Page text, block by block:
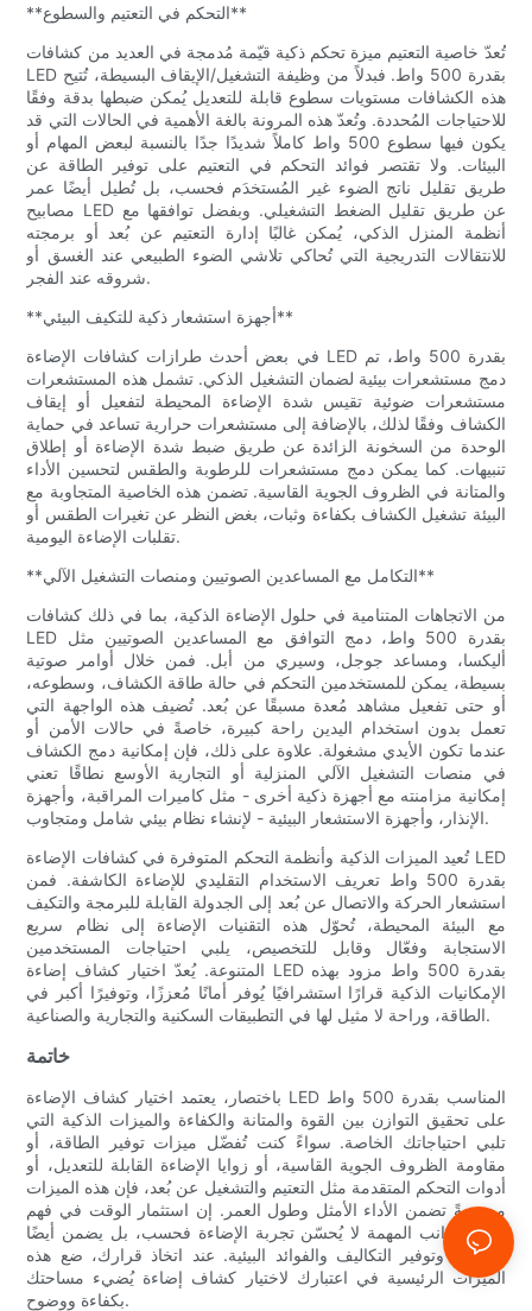
**التحكم في التعتيم والسطوع**
تُعدّ خاصية التعتيم ميزة تحكم ذكية قيّمة مُدمجة في العديد من كشافات
LED بقدرة 500 واط. فبدلاً من وظيفة التشغيل/الإيقاف البسيطة، تُتيح
هذه الكشافات مستويات سطوع قابلة للتعديل يُمكن ضبطها بدقة وفقًا
للاحتياجات المُحددة. وتُعدّ هذه المرونة بالغة الأهمية في الحالات التي قد
يكون فيها سطوع 500 واط كاملاً شديدًا جدًا بالنسبة لبعض المهام أو
البيئات. ولا تقتصر فوائد التحكم في التعتيم على توفير الطاقة عن
طريق تقليل ناتج الضوء غير المُستخدَم فحسب، بل تُطيل أيضًا عمر
مصابيح LED عن طريق تقليل الضغط التشغيلي. وبفضل توافقها مع
أنظمة المنزل الذكي، يُمكن غالبًا إدارة التعتيم عن بُعد أو برمجته
للانتقالات التدريجية التي تُحاكي تلاشي الضوء الطبيعي عند الغسق أو
شروقه عند الفجر.
**أجهزة استشعار ذكية للتكيف البيئي**
في بعض أحدث طرازات كشافات الإضاءة LED بقدرة 500 واط، تم
دمج مستشعرات بيئية لضمان التشغيل الذكي. تشمل هذه المستشعرات
مستشعرات ضوئية تقيس شدة الإضاءة المحيطة لتفعيل أو إيقاف
الكشاف وفقًا لذلك، بالإضافة إلى مستشعرات حرارية تساعد في حماية
الوحدة من السخونة الزائدة عن طريق ضبط شدة الإضاءة أو إطلاق
تنبيهات. كما يمكن دمج مستشعرات للرطوبة والطقس لتحسين الأداء
والمتانة في الظروف الجوية القاسية. تضمن هذه الخاصية المتجاوبة مع
البيئة تشغيل الكشاف بكفاءة وثبات، بغض النظر عن تغيرات الطقس أو
تقلبات الإضاءة اليومية.
**التكامل مع المساعدين الصوتيين ومنصات التشغيل الآلي**
من الاتجاهات المتنامية في حلول الإضاءة الذكية، بما في ذلك كشافات
LED بقدرة 500 واط، دمج التوافق مع المساعدين الصوتيين مثل
أليكسا، ومساعد جوجل، وسيري من أبل. فمن خلال أوامر صوتية
بسيطة، يمكن للمستخدمين التحكم في حالة طاقة الكشاف، وسطوعه،
أو حتى تفعيل مشاهد مُعدة مسبقًا عن بُعد. تُضيف هذه الواجهة التي
تعمل بدون استخدام اليدين راحة كبيرة، خاصةً في حالات الأمن أو
عندما تكون الأيدي مشغولة. علاوة على ذلك، فإن إمكانية دمج الكشاف
في منصات التشغيل الآلي المنزلية أو التجارية الأوسع نطاقًا تعني
إمكانية مزامنته مع أجهزة ذكية أخرى - مثل كاميرات المراقبة، وأجهزة
الإنذار، وأجهزة الاستشعار البيئية - لإنشاء نظام بيئي شامل ومتجاوب.
تُعيد الميزات الذكية وأنظمة التحكم المتوفرة في كشافات الإضاءة LED
بقدرة 500 واط تعريف الاستخدام التقليدي للإضاءة الكاشفة. فمن
استشعار الحركة والاتصال عن بُعد إلى الجدولة القابلة للبرمجة والتكيف
مع البيئة المحيطة، تُحوّل هذه التقنيات الإضاءة إلى نظام سريع
الاستجابة وفعّال وقابل للتخصيص، يلبي احتياجات المستخدمين
المتنوعة. يُعدّ اختيار كشاف إضاءة LED بقدرة 500 واط مزود بهذه
الإمكانيات الذكية قرارًا استشرافيًا يُوفر أمانًا مُعززًا، وتوفيرًا أكبر في
الطاقة، وراحة لا مثيل لها في التطبيقات السكنية والتجارية والصناعية.
خاتمة
باختصار، يعتمد اختيار كشاف الإضاءة LED المناسب بقدرة 500 واط
على تحقيق التوازن بين القوة والمتانة والكفاءة والميزات الذكية التي
تلبي احتياجاتك الخاصة. سواءً كنت تُفضّل ميزات توفير الطاقة، أو
مقاومة الظروف الجوية القاسية، أو زوايا الإضاءة القابلة للتعديل، أو
أدوات التحكم المتقدمة مثل التعتيم والتشغيل عن بُعد، فإن هذه الميزات
مجتمعةً تضمن الأداء الأمثل وطول العمر. إن استثمار الوقت في فهم
هذه الجوانب المهمة لا يُحسّن تجربة الإضاءة فحسب، بل يضمن أيضًا
السلامة وتوفير التكاليف والفوائد البيئية. عند اتخاذ قرارك، ضع هذه
الميزات الرئيسية في اعتبارك لاختيار كشاف إضاءة يُضيء مساحتك
بكفاءة ووضوح.